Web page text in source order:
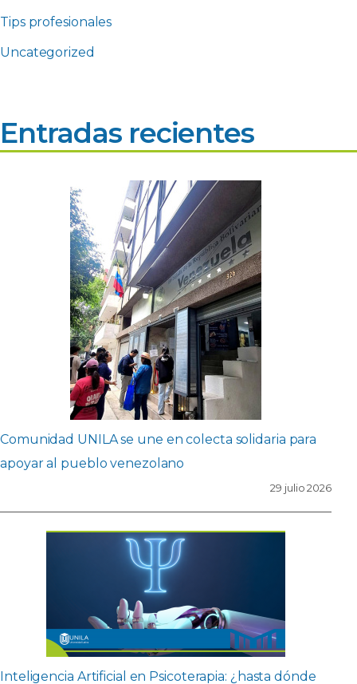
Tips profesionales
Uncategorized
Entradas recientes
Comunidad UNILA se une en colecta solidaria para
apoyar al pueblo venezolano
29 julio 2026
Inteligencia Artificial en Psicoterapia: ¿hasta dónde